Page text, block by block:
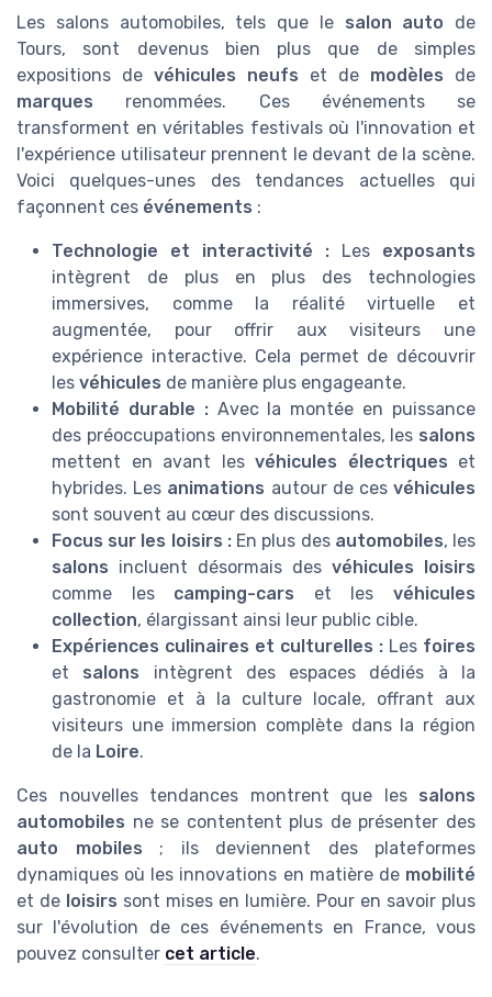
Les salons automobiles, tels que le salon auto de
Tours, sont devenus bien plus que de simples
expositions de véhicules neufs et de modèles de
marques renommées. Ces événements se
transforment en véritables festivals où l'innovation et
l'expérience utilisateur prennent le devant de la scène.
Voici quelques-unes des tendances actuelles qui
façonnent ces événements :
Technologie et interactivité : Les exposants
intègrent de plus en plus des technologies
immersives, comme la réalité virtuelle et
augmentée, pour offrir aux visiteurs une
expérience interactive. Cela permet de découvrir
les véhicules de manière plus engageante.
Mobilité durable :Avec la montée en puissance
des préoccupations environnementales, les salons
mettent en avant les véhicules électriques et
hybrides. Les animations autour de cesvéhicules
sont souvent au cœur des discussions.
Focus sur les loisirs :En plus des automobiles, les
salons incluent désormais des véhicules loisirs
comme les camping-cars et lesvéhicules
collection, élargissant ainsi leur public cible.
Expériences culinaires et culturelles : Les foires
et salons intègrent des espaces dédiés à la
gastronomie et à la culture locale, offrant aux
visiteurs une immersion complète dans la région
de la Loire.
Ces nouvelles tendances montrent que les salons
automobiles ne se contentent plus de présenter des
auto mobiles ; ils deviennent des plateformes
dynamiques où les innovations en matière de mobilité
et de loisirs sont mises en lumière. Pour en savoir plus
sur l'évolution de ces événements en France, vous
pouvez consulter cet article.